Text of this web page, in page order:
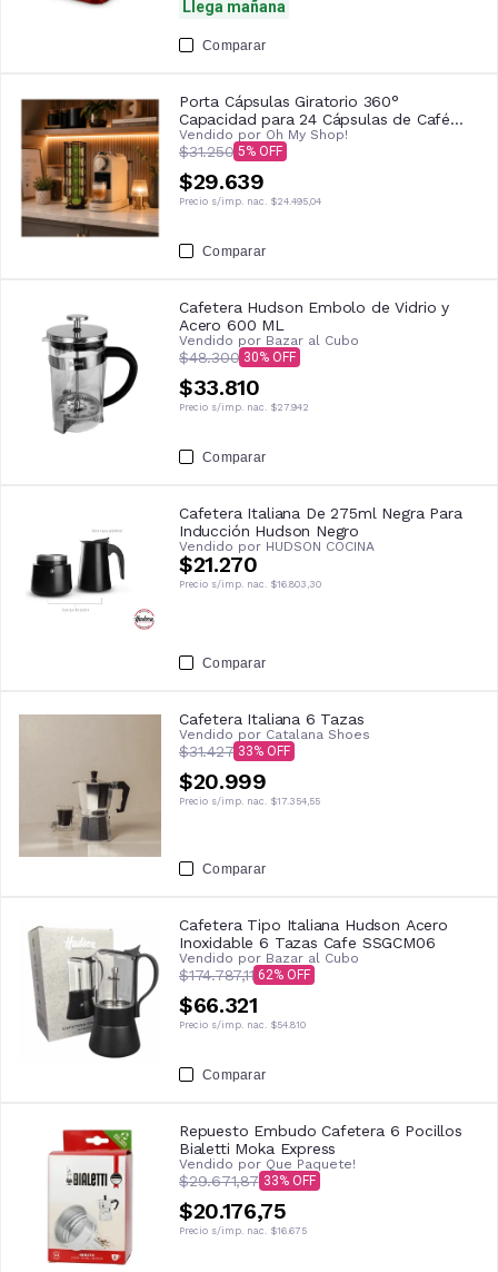
Llega mañana
Comparar
Porta Cápsulas Giratorio 360°
Capacidad para 24 Cápsulas de Café
Color Negro
Vendido por Oh My Shop!
$31.250 5
$29.639
Precio s/imp. nac. $24.495,04
Comparar
Cafetera Hudson Embolo de Vidrio y
Acero 600 ML
Vendido por Bazar al Cubo
$48.300 30
$33.810
Precio s/imp. nac. $27.942
Comparar
Cafetera Italiana De 275ml Negra Para
Inducción Hudson Negro
Vendido por HUDSON COCINA
$21.270
Precio s/imp. nac. $16.803,30
Comparar
Cafetera Italiana 6 Tazas
Vendido por Catalana Shoes
$31.427 33
$20.999
Precio s/imp. nac. $17.354,55
Comparar
Cafetera Tipo Italiana Hudson Acero
Inoxidable 6 Tazas Cafe SSGCM06
Vendido por Bazar al Cubo
$174.787,11 62
$66.321
Precio s/imp. nac. $54.810
Comparar
Repuesto Embudo Cafetera 6 Pocillos
Bialetti Moka Express
Vendido por Que Paquete!
$29.671,87 33
$20.176,75
Precio s/imp. nac. $16.675